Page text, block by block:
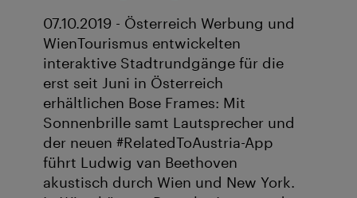
07.10.2019 - Österreich Werbung und
WienTourismus entwickelten
interaktive Stadtrundgänge für die
erst seit Juni in Österreich
erhältlichen Bose Frames: Mit
Sonnenbrille samt Lautsprecher und
der neuen #RelatedToAustria-App
führt Ludwig van Beethoven
akustisch durch Wien und New York.